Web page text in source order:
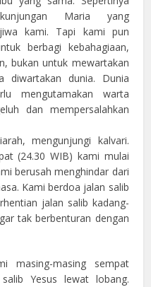
Maria yang
kami. Tapi kami pun
berbagi kebahagiaan,
bukan untuk mewartakan
diwartakan dunia. Dunia
mengutamakan warta
dan mempersalahkan
mengunjungi kalvari.
(24.30 WIB) kami mulai
berusah menghindar dari
Kami berdoa jalan salib
jalan salib kadang-
tak berbenturan dengan
masing-masing sempat
Yesus lewat lobang.